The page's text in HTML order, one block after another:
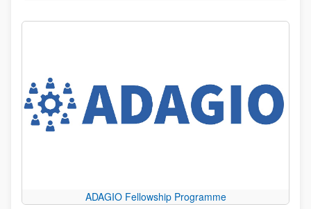
ADAGIO Fellowship Programme